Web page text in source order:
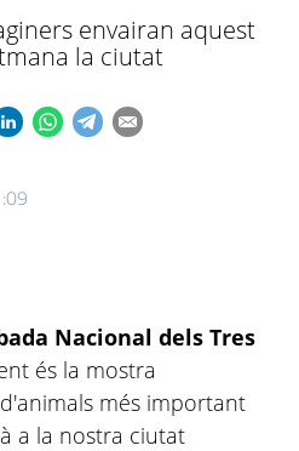
envairan aquest
la ciutat
Nacional dels Tres
és la mostra
més important
a la nostra ciutat